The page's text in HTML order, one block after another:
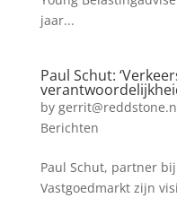
jaar...
Paul Schut:
by
Berichten
Paul Schut, partner
Vastgoedmarkt zijn